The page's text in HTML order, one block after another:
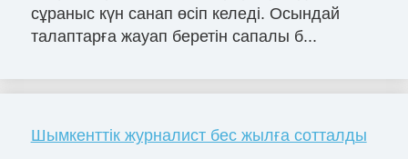
сұраныс күн санап өсіп келеді. Осындай
талаптарға жауап беретін сапалы б...
Шымкенттік журналист бес жылға сотталды